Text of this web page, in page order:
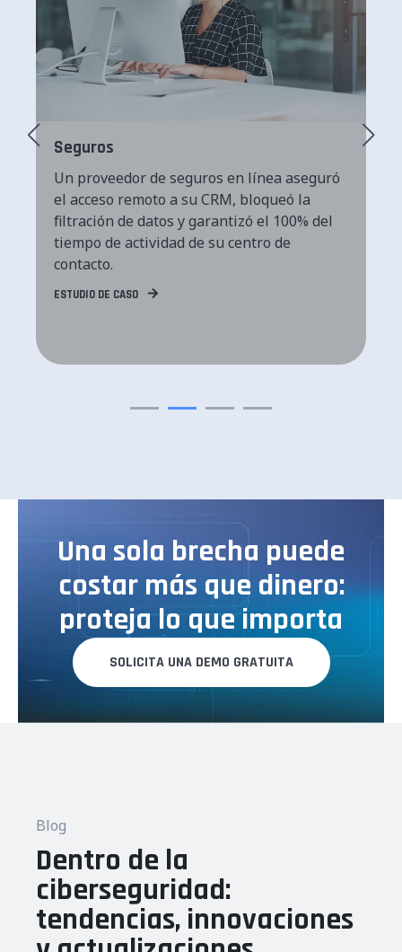
Seguros
Un proveedor de seguros en línea aseguró
el acceso remoto a su CRM, bloqueó la
filtración de datos y garantizó el 100% del
tiempo de actividad de su centro de
contacto.
ESTUDIO DE CASO
Una sola brecha puede
costar más que dinero:
proteja lo que importa
SOLICITA UNA DEMO GRATUITA
Blog
Dentro de la
ciberseguridad:
tendencias, innovaciones